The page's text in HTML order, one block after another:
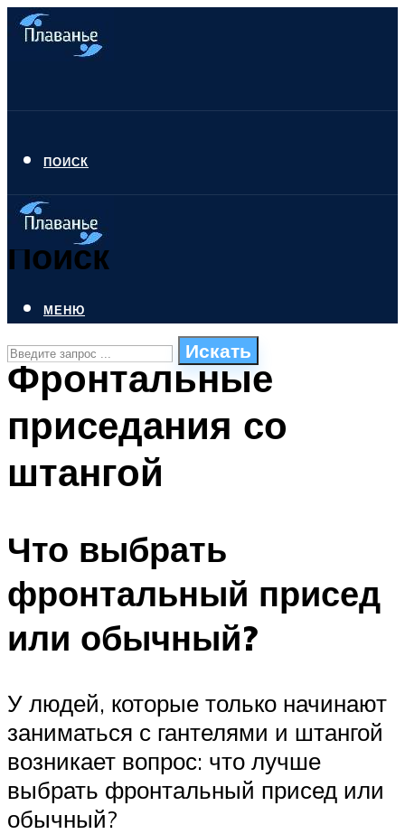
ПОИСК
Поиск
Искать
СТИЛИ ПЛАВАНЬЯ
ПЛАВАНЬЕ ДЛЯ ДЕТЕЙ
БАССЕЙН ДЛЯ ДОМА
МЕНЮ
МЕНЮ
Фронтальные
приседания со
штангой
Что выбрать
фронтальный присед
или обычный?
У людей, которые только начинают
заниматься с гантелями и штангой
возникает вопрос: что лучше
выбрать фронтальный присед или
обычный?